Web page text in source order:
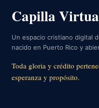
Capilla
Un espacio cristiano digital
nacido en Puerto Rico y
Toda gloria y crédito
esperanza y propósito.